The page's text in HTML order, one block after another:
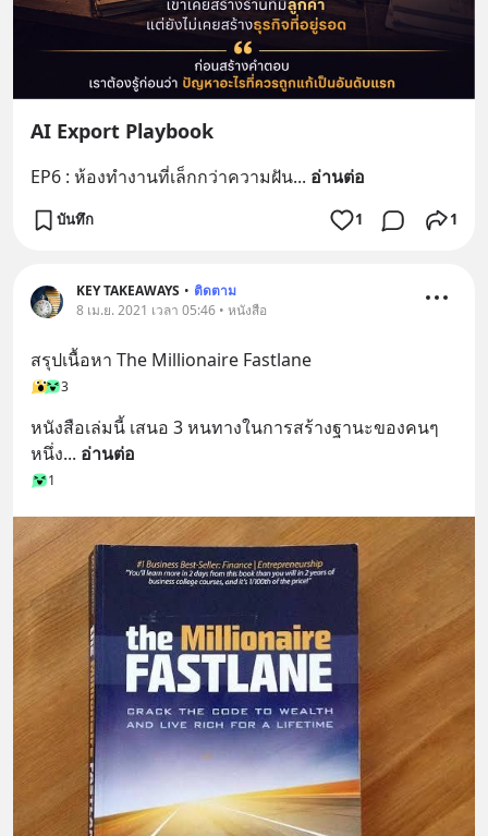
AI Export Playbook
EP6 : ห้องทำงานที่เล็กกว่าความฝัน... อ่านต่อ
บันทึก 1 1
KEY TAKEAWAYS • ติดตาม
8 เม.ย. 2021 เวลา 05:46 • หนังสือ
สรุปเนื้อหา The Millionaire Fastlane
3
หนังสือเล่มนี้ เสนอ 3 หนทางในการสร้างฐานะของคนๆ
หนึ่ง... อ่านต่อ
1